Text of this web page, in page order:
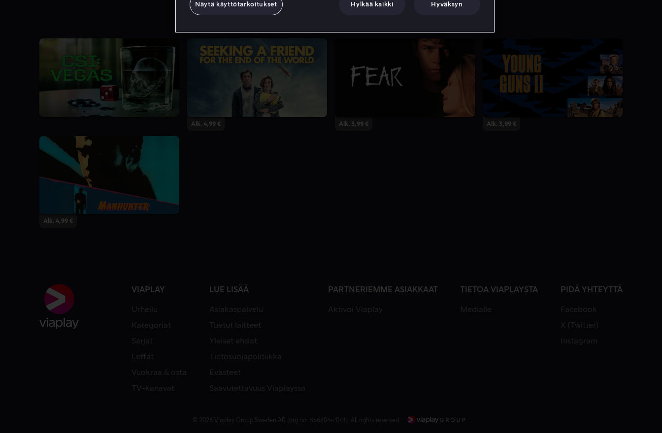
3 Kautta
Alk. 4,99 €
Alk. 3,99 € Alk. 3,99 €
Alk. 4,99 €
VIAPLAY
Urheilu
Kategoriat
Sarjat
Leffat
Vuokraa & osta
TV-kanavat
LUE LISÄÄ
Asiakaspalvelu
Tuetut laitteet
Yleiset ehdot
Tietosuojapolitiikka
Evästeet
Saavutettavuus Viaplayssa
PARTNERIEMME ASIAKKAAT
Aktivoi Viaplay
TIETOA VIAPLAYSTA
Medialle
PIDÄ YHTEYTTÄ
Facebook
X (Twitter)
Instagram
© 2026 Viaplay Group Sweden AB (org.no: 556304-7041). All rights reserved.
Näytä käyttötarkoitukset Hylkää kaikki Hyväksyn